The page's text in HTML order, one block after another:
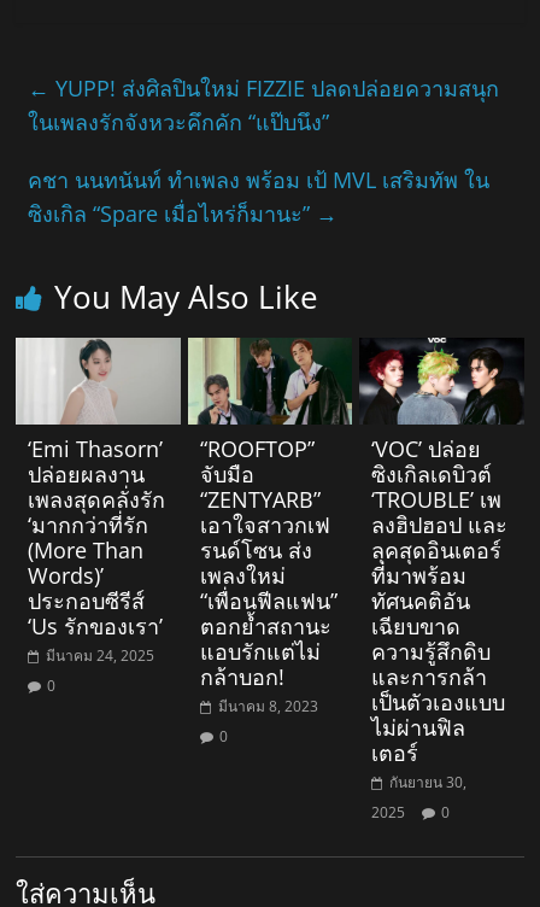
← YUPP! ส่งศิลปินใหม่ FIZZIE ปลดปล่อยความสนุก
ในเพลงรักจังหวะคึกคัก “แป๊บนึง”
คชา นนทนันท์ ทำเพลง พร้อม เป้ MVL เสริมทัพ ใน
ซิงเกิล “Spare เมื่อไหร่ก็มานะ” →
You May Also Like
‘Emi Thasorn’
ปล่อยผลงาน
เพลงสุดคลั่งรัก
‘มากกว่าที่รัก
(More Than
Words)’
ประกอบซีรีส์
‘Us รักของเรา’
มีนาคม 24, 2025
0
“ROOFTOP”
จับมือ
“ZENTYARB”
เอาใจสาวกเฟ
รนด์โซน ส่ง
เพลงใหม่
“เพื่อนฟีลแฟน”
ตอกย้ำสถานะ
แอบรักแต่ไม่
กล้าบอก!
มีนาคม 8, 2023
0
‘VOC’ ปล่อย
ซิงเกิลเดบิวต์
‘TROUBLE’ เพ
ลงฮิปฮอป และ
ลุคสุดอินเตอร์
ที่มาพร้อม
ทัศนคติอัน
เฉียบขาด
ความรู้สึกดิบ
และการกล้า
เป็นตัวเองแบบ
ไม่ผ่านฟิล
เตอร์
กันยายน 30,
2025
0
ใส่ความเห็น